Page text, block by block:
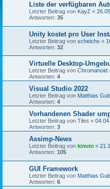
Liste der verfügbaren
Letzter Beitrag von KayZ «
Antworten: 35
Unity kostet pro User
Letzter Beitrag von scheichs «
Antworten: 32
Virtuelle Desktop-
Letzter Beitrag von Chromanoid
Antworten: 4
Visual Studio 2022
Letzter Beitrag von Matthias
Antworten: 4
Vorhandenen Shader
Letzter Beitrag von Tiles «
Antworten: 3
Assimp-News
Letzter Beitrag von kimmi «
Antworten: 105
GUI Framework
Letzter Beitrag von Matthias
Antworten: 6